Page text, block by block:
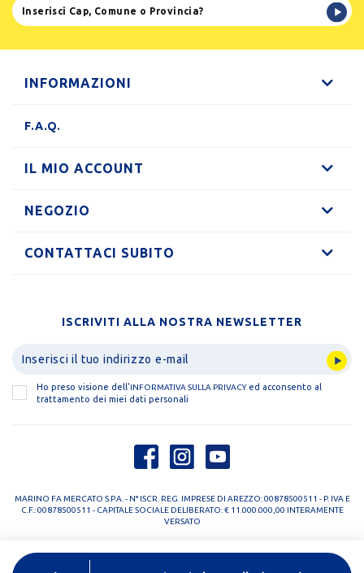
INFORMAZIONI
F.A.Q.
IL MIO ACCOUNT
NEGOZIO
CONTATTACI SUBITO
ISCRIVITI ALLA NOSTRA NEWSLETTER
Ho preso visione dell' INFORMATIVA SULLA PRIVACYed acconsento al
trattamento dei miei dati personali
MARINO FA MERCATO S.P.A. - N° ISCR. REG. IMPRESE DI AREZZO: 00878500511 - P. IVA E
C.F.: 00878500511 - CAPITALE SOCIALE DELIBERATO: € 11.000.000,00 INTERAMENTE
VERSATO